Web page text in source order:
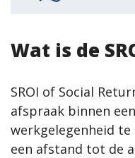
Wat is de
SROI of Social
afspraak binnen
werkgelegenheid
een afstand tot de